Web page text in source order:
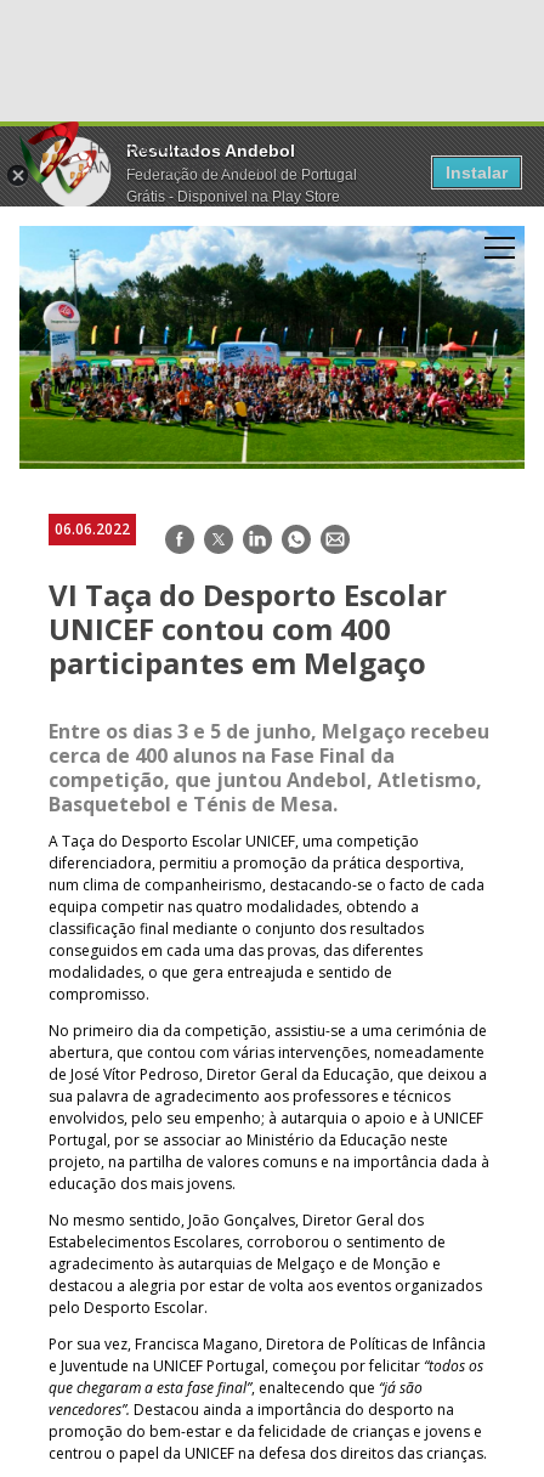
Resultados Andebol
Federação de Andebol de Portugal
Grátis - Disponivel na Play Store
Instalar
06.06.2022 Facebook
TwitterLinkedInWhatsApp
E-
VI Taça do Desporto Escolar
UNICEF contou com 400
participantes em Melgaço
Entre os dias 3 e 5 de junho, Melgaço recebeu
cerca de 400 alunos na Fase Final da
competição, que juntou Andebol, Atletismo,
Basquetebol e Ténis de Mesa.
A Taça do Desporto Escolar UNICEF, uma competição
diferenciadora, permitiu a promoção da prática desportiva,
num clima de companheirismo, destacando-se o facto de cada
equipa competir nas quatro modalidades, obtendo a
classificação final mediante o conjunto dos resultados
conseguidos em cada uma das provas, das diferentes
modalidades, o que gera entreajuda e sentido de
compromisso.
No primeiro dia da competição, assistiu-se a uma cerimónia de
abertura, que contou com várias intervenções, nomeadamente
de José Vítor Pedroso, Diretor Geral da Educação, que deixou a
sua palavra de agradecimento aos professores e técnicos
envolvidos, pelo seu empenho; à autarquia o apoio e à UNICEF
Portugal, por se associar ao Ministério da Educação neste
projeto, na partilha de valores comuns e na importância dada à
educação dos mais jovens.
No mesmo sentido, João Gonçalves, Diretor Geral dos
Estabelecimentos Escolares, corroborou o sentimento de
agradecimento às autarquias de Melgaço e de Monção e
destacou a alegria por estar de volta aos eventos organizados
pelo Desporto Escolar.
Por sua vez, Francisca Magano, Diretora de Políticas de Infância
e Juventude na UNICEF Portugal, começou por felicitar“todos os
que chegaram a esta fase final”, enaltecendo que “já são
vencedores”. Destacou ainda a importância do desporto na
promoção do bem-estar e da felicidade de crianças e jovens e
centrou o papel da UNICEF na defesa dos direitos das crianças.